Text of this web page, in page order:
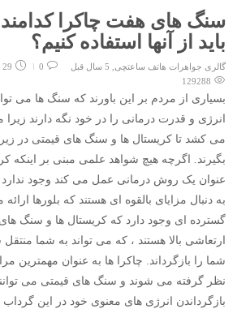
سنگ های هفت چاکرا
باید از آنها استفاده کنیم؟
گالری جواهرات هاتف ساعتچی 5 سال قبل 0
29 دقیقه خواندن
129288
بسیاری از مردم بر این باورند که سنگ ها می
انرژی و قدرت درمانی را در خود نگه دارند
می کشد تا کریستال ها و سنگ های قیمتی در
بگیرند. اگرچه هیچ شواهد علمی مبنی بر اینکه
عنوان یک روش درمانی عمل می کند وجود ندارد
به دنبال مزایای بالقوه ای هستند که بلورها
گسترده ای وجود دارد که کریستال ها و سنگ
ارتعاشی بالا هستند ، که می تواند به شما
شما را بازگرداند. چاکرا ها به عنوان مهمترین
نظر گرفته می شوند و سنگ های قیمتی می
بازگرداندن انرژی های معنوی خود در این